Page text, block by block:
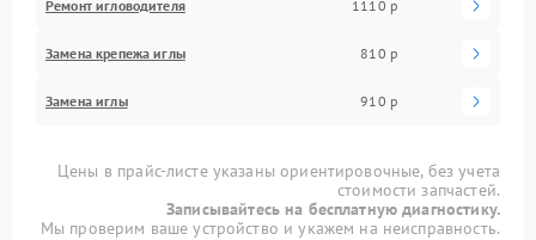
Ремонт игловодителя 1110 р
Замена крепежа иглы 810 р
Замена иглы 910 р
Цены в прайс-листе указаны ориентировочные, без учета
стоимости запчастей.
Записывайтесь на бесплатную диагностику.
Мы проверим ваше устройство и укажем на неисправность.